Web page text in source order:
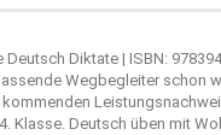
Deutsch Diktate | ISBN:
Wegbegleiter schon
Klasse. Deutsch üben mit